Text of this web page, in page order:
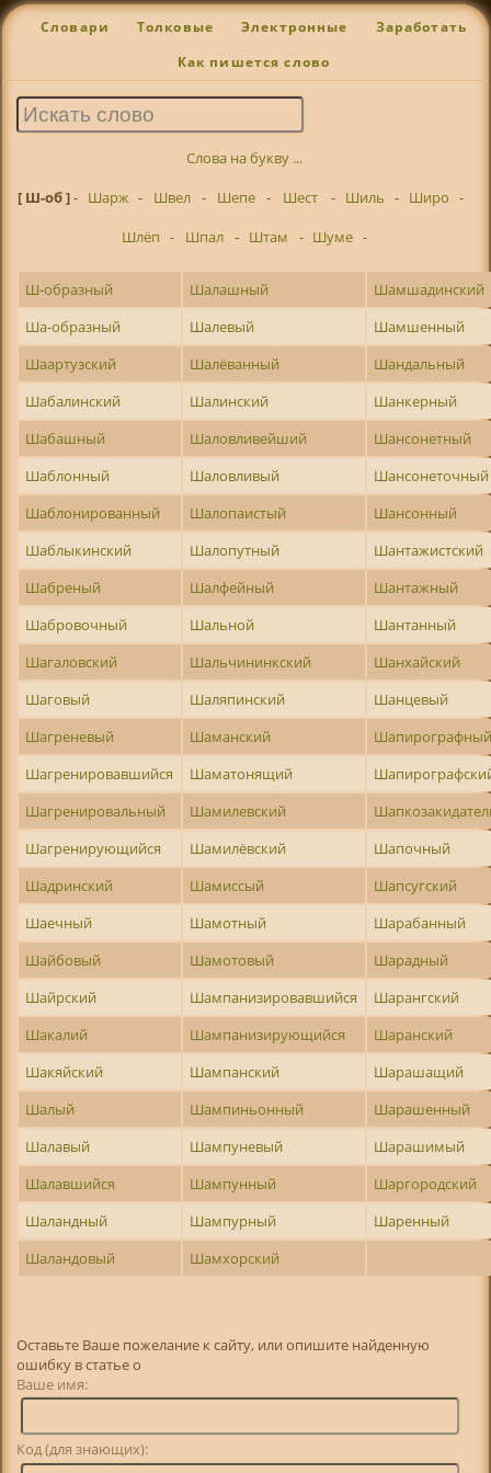
Словари Толковые Электронные Заработать
Как пишется слово
Слова на букву ...
[ Ш-об ]- Шарж - Швел - Шепе - Шест - Шиль - Широ -
Шлёп - Шпал - Штам - Шуме -
Ш-образный Шалашный
Шамшадинский
Ша-образный
Шалевый
Шамшенный
Шаартузский
Шалёванный
Шандальный
Шабалинский
Шалинский
Шанкерный
Шабашный
Шаловливейший
Шансонетный
Шаблонный
Шаловливый
Шансонеточный
Шаблонированный
Шалопаистый
Шансонный
Шаблыкинский
Шалопутный
Шантажистский
Шабреный
Шалфейный
Шантажный
Шабровочный
Шальной
Шантанный
Шагаловский
Шальчининкский
Шанхайский
Шаговый
Шаляпинский
Шанцевый
Шагреневый
Шаманский
Шагренировавшийся
Шаматонящий
Шагренировальный
Шамилевский
Шагренирующийся
Шамилёвский
Шапочный
Шадринский
Шамиссый
Шапсугский
Шаечный
Шамотный
Шарабанный
Шайбовый
Шамотовый
Шарадный
Шайрский
Шампанизировавшийся
Шарангский
Шакалий
Шампанизирующийся
Шаранский
Шакяйский
Шампанский
Шарашащий
Шалый
Шампиньонный
Шарашенный
Шалавый
Шампуневый
Шарашимый
Шалавшийся
Шампунный
Шаргородский
Шаландный
Шампурный
Шаренный
Шаландовый
Шамхорский
Оставьте Ваше пожелание к сайту, или опишите найденную
ошибку в статье о
Ваше имя:
Код (для знающих):